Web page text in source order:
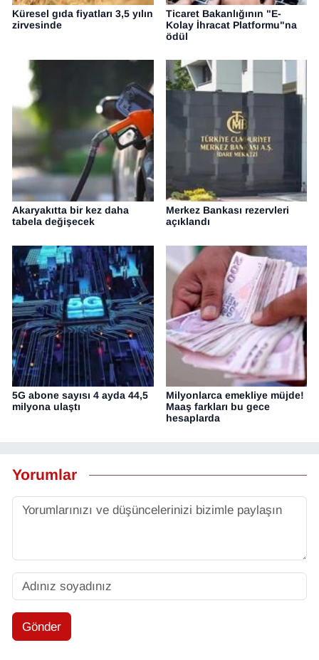
Küresel gıda fiyatları 3,5 yılın
zirvesinde
Ticaret Bakanlığının "E-
Kolay İhracat Platformu"na
ödül
Akaryakıtta bir kez daha
tabela değişecek
Merkez Bankası rezervleri
açıklandı
5G abone sayısı 4 ayda 44,5
milyona ulaştı
Milyonlarca emekliye müjde!
Maaş farkları bu gece
hesaplarda
Yorumlar
Gönder